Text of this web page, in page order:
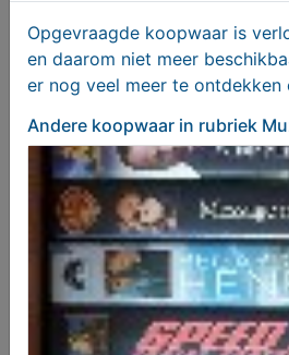
12" Maxi Single (1984) Betty
Vanaf € 6,00
Opgevraagde koopwaar is
en daarom niet meer
er nog veel meer te ontdekken
Andere koopwaar in rubriek